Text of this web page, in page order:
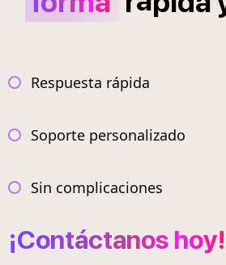
Respuesta rápida
Soporte personalizado
Sin complicaciones
¡Contáctanos hoy!